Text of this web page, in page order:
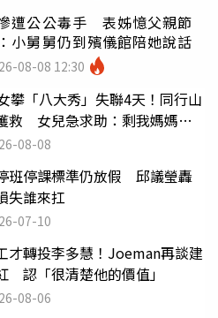
遭公公毒手 表姊憶父親節
小舅舅仍到殯儀館陪她說話
08-08 12:30
攀「八大秀」失聯4天！同行山
救 女兒急求助：剩我媽媽還
08-08
班停課標準仍放假 邱議瑩轟
失誰來扛
07-10
才轉投李多慧！Joeman再談建
認「很清楚他的價值」
08-06